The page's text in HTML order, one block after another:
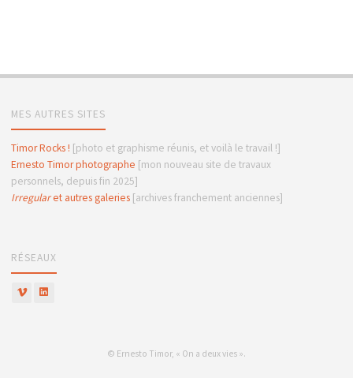
MES AUTRES SITES
Timor Rocks ! [photo et graphisme réunis, et voilà le travail !]
Ernesto Timor photographe [mon nouveau site de travaux
personnels, depuis fin 2025]
Irregularet autres galeries[archives franchement anciennes]
RÉSEAUX
© Ernesto Timor, « On a deux vies ».